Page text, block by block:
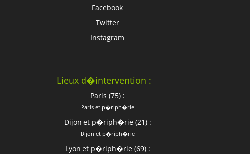
Facebook
Twitter
Instagram
Lieux d�intervention :
Paris (75) :
Paris et p�riph�rie
Dijon et p�riph�rie (21) :
Dijon et p�riph�rie
Lyon et p�riph�rie (69) :